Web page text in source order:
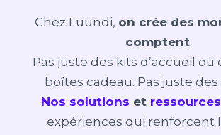
Chez Luundi, on crée des
comptent.
Pas juste des kits d’accueil ou
boîtes cadeau. Pas juste des
Nos solutions et ressources
expériences qui renforcent